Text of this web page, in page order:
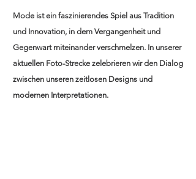
Mode ist ein faszinierendes Spiel aus Tradition
und Innovation, in dem Vergangenheit und
Gegenwart miteinander verschmelzen. In unserer
aktuellen Foto-Strecke zelebrieren wir den Dialog
zwischen unseren zeitlosen Designs und
modernen Interpretationen.